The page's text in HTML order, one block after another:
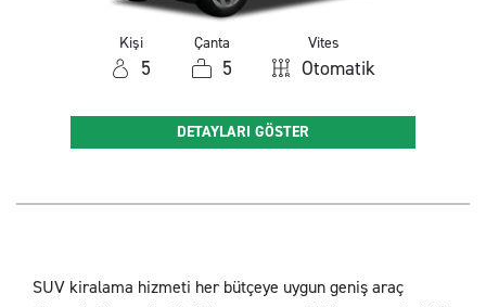
Kişi
5
Çanta
5
Vites
Otomatik
DETAYLARI GÖSTER
SUV kiralama hizmeti her bütçeye uygun geniş araç